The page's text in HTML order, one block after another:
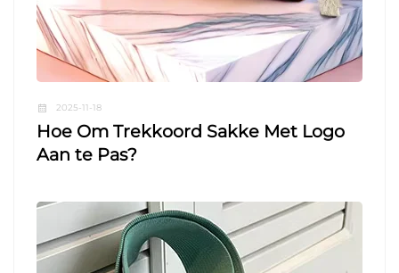
2025-11-18
Hoe Om Trekkoord Sakke Met Logo
Aan te Pas?